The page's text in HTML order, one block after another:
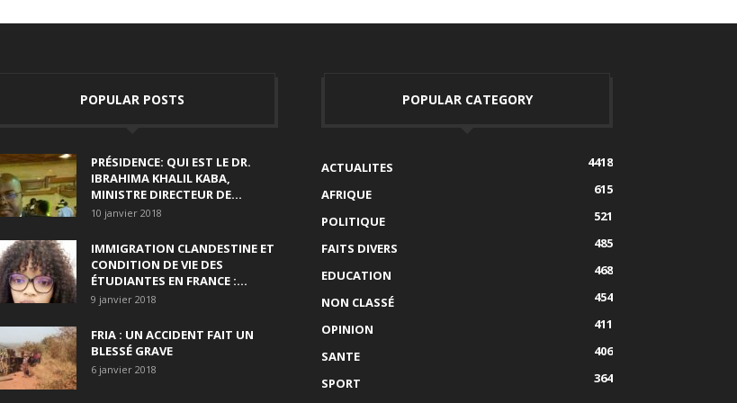
POPULAR POSTS
PRÉSIDENCE: QUI EST LE DR.
IBRAHIMA KHALIL KABA,
MINISTRE DIRECTEUR DE...
10 janvier 2018
IMMIGRATION CLANDESTINE ET
CONDITION DE VIE DES
ÉTUDIANTES EN FRANCE :...
9 janvier 2018
FRIA : UN ACCIDENT FAIT UN
BLESSÉ GRAVE
6 janvier 2018
POPULAR CATEGORY
ACTUALITES
4418
AFRIQUE
615
POLITIQUE
521
FAITS DIVERS
485
EDUCATION
468
NON CLASSÉ
454
OPINION
411
SANTE
406
SPORT
364